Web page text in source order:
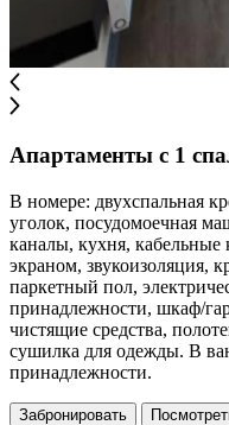
Апартаменты с 1
В номере: двухспальная
уголок, посудомоечная
каналы, кухня, кабельные
экраном, звукоизоляция,
паркетный пол,
принадлежности, шкаф/
чистящие средства,
сушилка для одежды. В
принадлежности.
Забронировать